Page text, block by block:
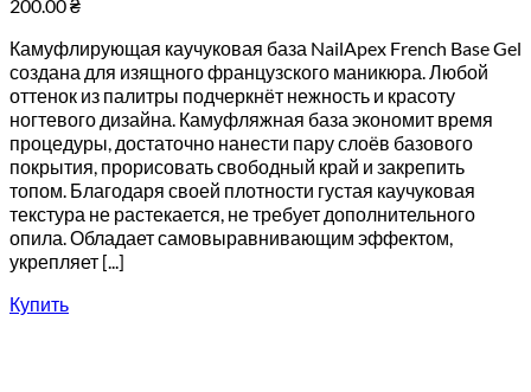
200.00₴
Камуфлирующая каучуковая база NailApex French Base Gel
создана для изящного французского маникюра. Любой
оттенок из палитры подчеркнёт нежность и красоту
ногтевого дизайна. Камуфляжная база экономит время
процедуры, достаточно нанести пару слоёв базового
покрытия, прорисовать свободный край и закрепить
топом. Благодаря своей плотности густая каучуковая
текстура не растекается, не требует дополнительного
опила. Обладает самовыравнивающим эффектом,
укрепляет [...]
Купить